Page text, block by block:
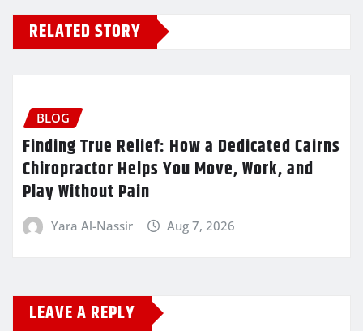
RELATED STORY
BLOG
Finding True Relief: How a Dedicated Cairns
Chiropractor Helps You Move, Work, and
Play Without Pain
Yara Al-Nassir Aug 7, 2026
LEAVE A REPLY